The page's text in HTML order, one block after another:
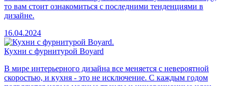
то вам стоит ознакомиться с последними тенденциями в
дизайне.
16.04.2024
Кухни с фурнитурой Boyard
В мире интерьерного дизайна все меняется с невероятной
скоростью, и кухня - это не исключение. С каждым годом